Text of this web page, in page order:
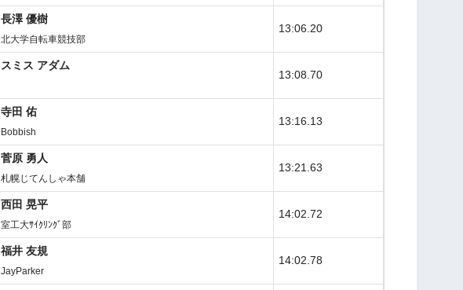
長澤 優樹
北大学自転車競技部
13:06.20
スミス アダム
13:08.70
寺田 佑
Bobbish
13:16.13
菅原 勇人
札幌じてんしゃ本舗
13:21.63
西田 晃平
室工大ｻｲｸﾘﾝｸﾞ部
14:02.72
福井 友規
JayParker
14:02.78